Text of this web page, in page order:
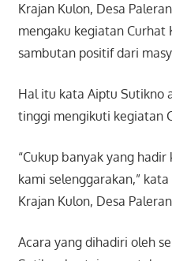
Krajan Kulon, Desa
mengaku kegiatan
sambutan positif dari
Hal itu kata Aiptu Sutikno
tinggi mengikuti kegiatan
“Cukup banyak yang
kami selenggarakan,”
Krajan Kulon, Desa
Acara yang dihadiri oleh